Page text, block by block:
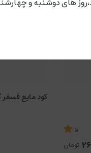
5
تومان
کود مایع فسفر